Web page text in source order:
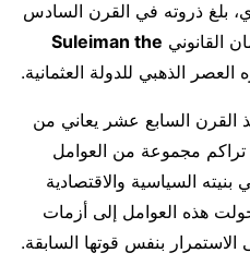
بلغ ذروته في القرن السادس
القانوني Suleiman the
الذهبي للدولة العثمانية.
القرن السابع عشر يعاني من
مجموعة من العوامل
بنيته السياسية والاقتصادية
هذه العوامل إلى أزمات
بنفس قوتها السابقة.